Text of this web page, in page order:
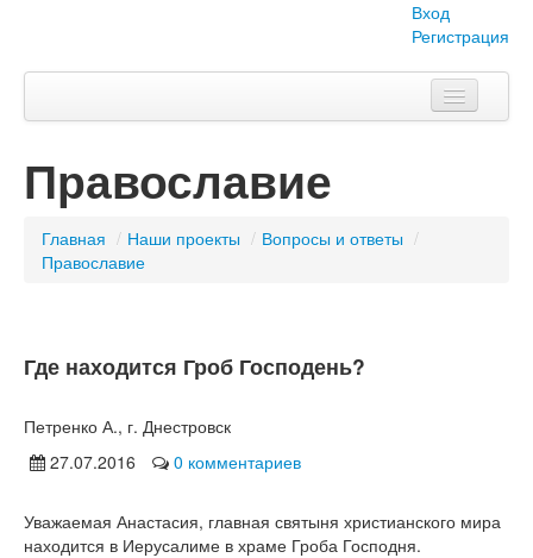
Вход
Регистрация
Тема номера
Объявления
Вопросы-ответы
О нас
Православие
Главная / Наши проекты / Вопросы и ответы /
Православие
Где находится Гроб Господень?
Петренко А., г. Днестровск
27.07.2016
0 комментариев
Уважаемая Анастасия, главная святыня христианского мира
находится в Иерусалиме в храме Гроба Господня.